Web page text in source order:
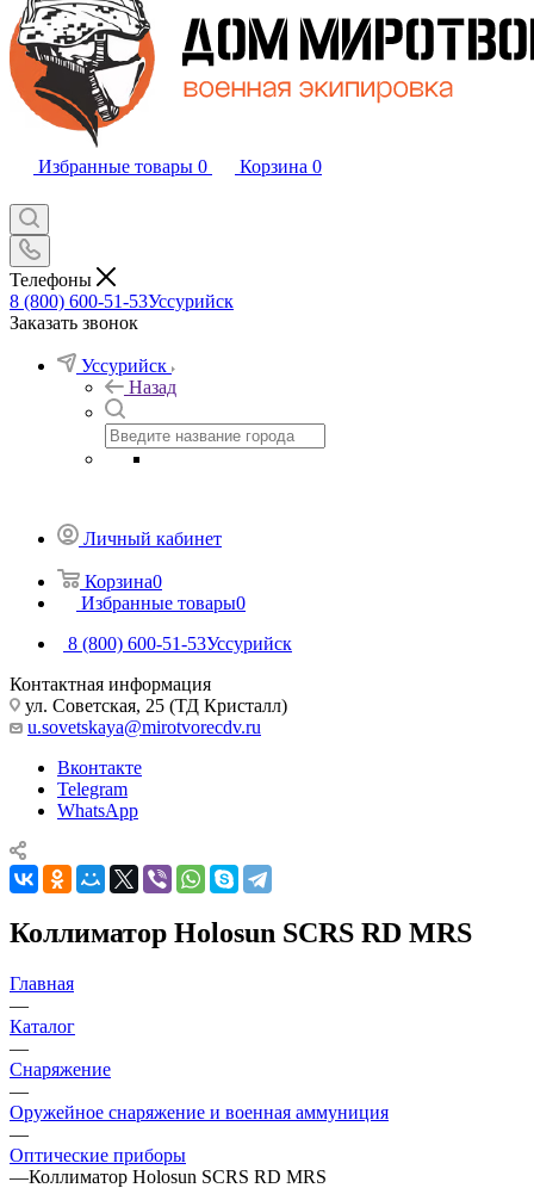
Избранные товары 0 Корзина 0
Телефоны
8 (800) 600-51-53Уссурийск
Заказать звонок
Уссурийск
Назад
Личный кабинет
Корзина0
Избранные товары0
8 (800) 600-51-53Уссурийск
Контактная информация
ул. Советская, 25 (ТД Кристалл)
u.sovetskaya@mirotvorecdv.ru
Вконтакте
Telegram
WhatsApp
Коллиматор Holosun SCRS RD MRS
Главная
—
Каталог
—
Снаряжение
—
Оружейное снаряжение и военная аммуниция
—
Оптические приборы
—Коллиматор Holosun SCRS RD MRS